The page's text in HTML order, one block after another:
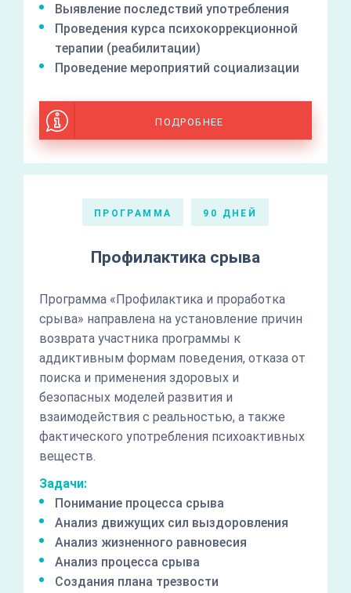
Выявление последствий употребления
Проведения курса психокоррекционной
терапии (реабилитации)
Проведение мероприятий социализации
ПОДРОБНЕЕ
ПРОГРАММА 90 ДНЕЙ
Профилактика срыва
Программа «Профилактика и проработка
срыва» направлена на установление причин
возврата участника программы к
аддиктивным формам поведения, отказа от
поиска и применения здоровых и
безопасных моделей развития и
взаимодействия с реальностью, а также
фактического употребления психоактивных
веществ.
Задачи:
Понимание процесса срыва
Анализ движущих сил выздоровления
Анализ жизненного равновесия
Анализ процесса срыва
Создания плана трезвости